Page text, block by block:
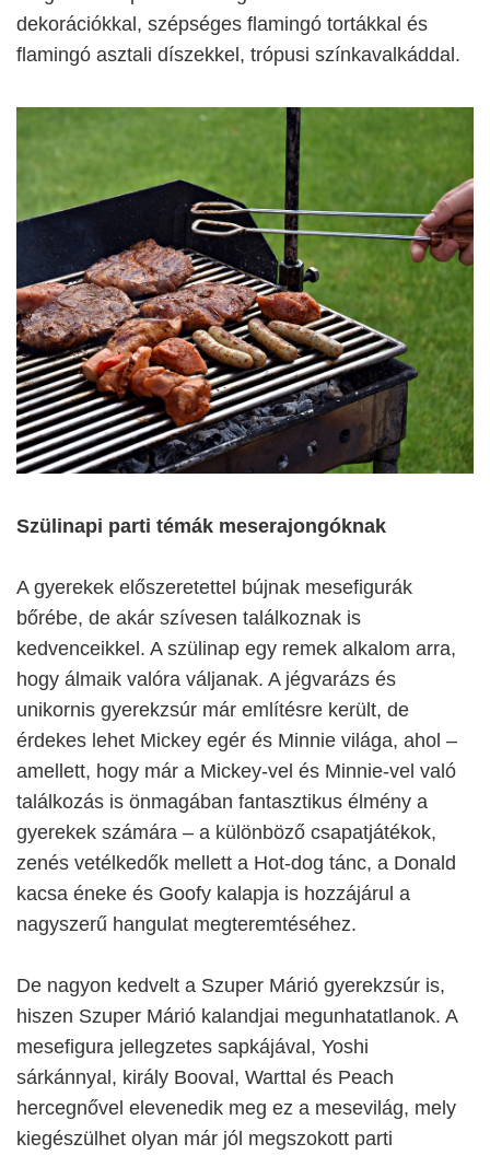
dekorációkkal, szépséges flamingó tortákkal és
flamingó asztali díszekkel, trópusi színkavalkáddal.
Szülinapi parti témák meserajongóknak
A gyerekek előszeretettel bújnak mesefigurák
bőrébe, de akár szívesen találkoznak is
kedvenceikkel. A szülinap egy remek alkalom arra,
hogy álmaik valóra váljanak. A jégvarázs és
unikornis gyerekzsúr már említésre került, de
érdekes lehet Mickey egér és Minnie világa, ahol –
amellett, hogy már a Mickey-vel és Minnie-vel való
találkozás is önmagában fantasztikus élmény a
gyerekek számára – a különböző csapatjátékok,
zenés vetélkedők mellett a Hot-dog tánc, a Donald
kacsa éneke és Goofy kalapja is hozzájárul a
nagyszerű hangulat megteremtéséhez.
De nagyon kedvelt a Szuper Márió gyerekzsúr is,
hiszen Szuper Márió kalandjai megunhatatlanok. A
mesefigura jellegzetes sapkájával, Yoshi
sárkánnyal, király Booval, Warttal és Peach
hercegnővel elevenedik meg ez a mesevilág, mely
kiegészülhet olyan már jól megszokott parti